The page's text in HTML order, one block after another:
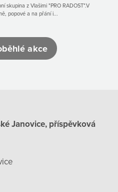
skupina z Vlašimi "PRO RADOST".V
popové a na přání i...
akce
Janovice, příspěvková